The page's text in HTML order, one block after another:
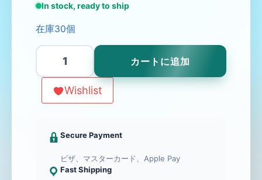
In stock, ready to ship
在庫30個
ALL-
DRAFT
個
カートに追加
Wishlist
Secure Payment
ビザ、マスターカード、Apple Pay
Fast Shipping